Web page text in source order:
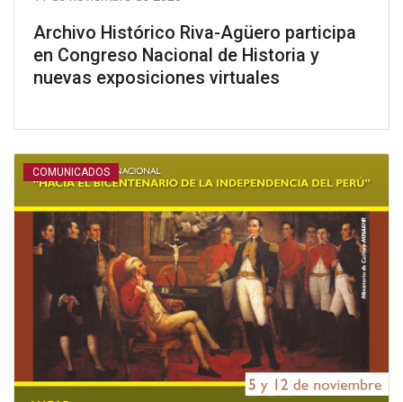
Archivo Histórico Riva-Agüero participa
en Congreso Nacional de Historia y
nuevas exposiciones virtuales
COMUNICADOS